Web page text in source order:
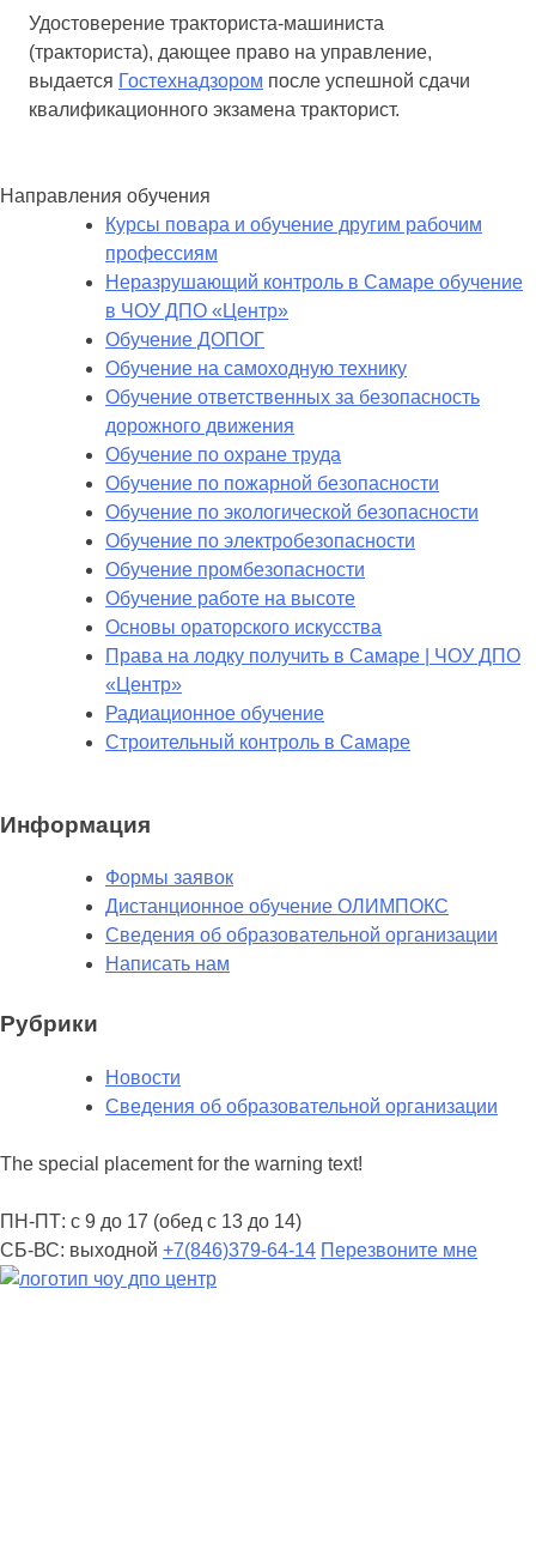
Удостоверение тракториста-машиниста
(тракториста), дающее право на управление,
выдается Гостехнадзором после успешной сдачи
квалификационного экзамена тракторист.
Направления обучения
Курсы повара и обучение другим рабочим
профессиям
Неразрушающий контроль в Самаре обучение
в ЧОУ ДПО «Центр»
Обучение ДОПОГ
Обучение на самоходную технику
Обучение ответственных за безопасность
дорожного движения
Обучение по охране труда
Обучение по пожарной безопасности
Обучение по экологической безопасности
Обучение по электробезопасности
Обучение промбезопасности
Обучение работе на высоте
Основы ораторского искусства
Права на лодку получить в Самаре | ЧОУ ДПО
«Центр»
Радиационное обучение
Строительный контроль в Самаре
Информация
Формы заявок
Дистанционное обучение ОЛИМПОКС
Сведения об образовательной организации
Написать нам
Рубрики
Новости
Сведения об образовательной организации
The special placement for the warning text!
ПН-ПТ: с 9 до 17 (обед с 13 до 14)
СБ-ВС: выходной +7(846)379-64-14 Перезвоните мне